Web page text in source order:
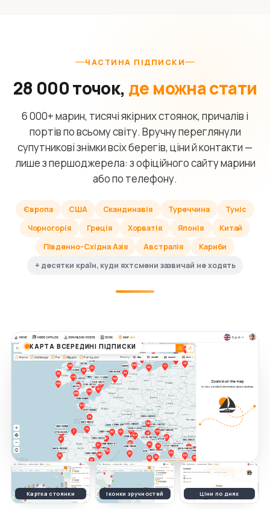
ЧАСТИНА ПІДПИСКИ
28 000 точок, де можна стати
6 000+ марин, тисячі якірних стоянок, причалів і
портів по всьому світу. Вручну переглянули
супутникові знімки всіх берегів, ціни й контакти —
лише з першоджерела: з офіційного сайту марини
або по телефону.
Європа США Скандинавія Туреччина
Туніс
Чорногорія
Греція Хорватія Японія
Китай
Південно-Східна Азія
Австралія
Кариби
+ десятки країн, куди яхтсмени зазвичай не ходять
КАРТА ВСЕРЕДИНІ ПІДПИСКИ
Картка стоянки Іконки зручностей Ціни по днях